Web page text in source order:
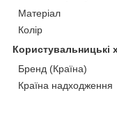
Матеріал
Колір
Користувальницькі
Бренд (Країна)
Країна надходження